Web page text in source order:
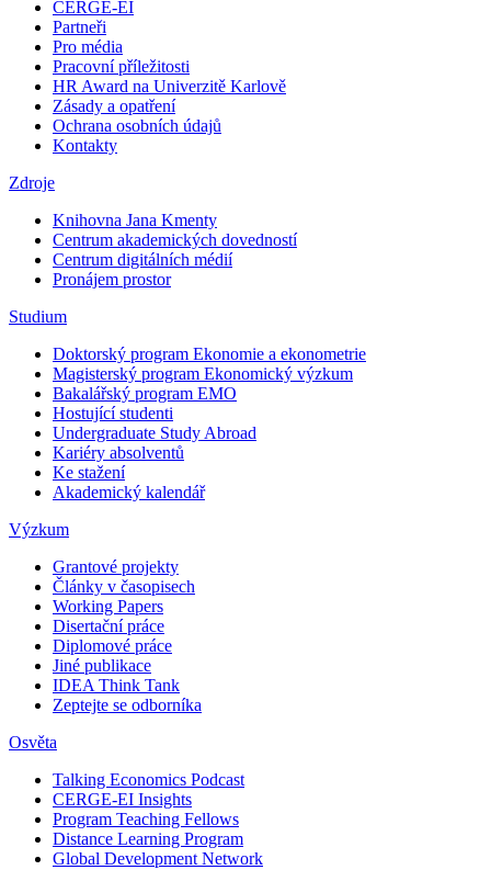
CERGE-EI
Partneři
Pro média
Pracovní příležitosti
HR Award na Univerzitě Karlově
Zásady a opatření
Ochrana osobních údajů
Kontakty
Zdroje
Knihovna Jana Kmenty
Centrum akademických dovedností
Centrum digitálních médií
Pronájem prostor
Studium
Doktorský program Ekonomie a ekonometrie
Magisterský program Ekonomický výzkum
Bakalářský program EMO
Hostující studenti
Undergraduate Study Abroad
Kariéry absolventů
Ke stažení
Akademický kalendář
Výzkum
Grantové projekty
Články v časopisech
Working Papers
Disertační práce
Diplomové práce
Jiné publikace
IDEA Think Tank
Zeptejte se odborníka
Osvěta
Talking Economics Podcast
CERGE-EI Insights
Program Teaching Fellows
Distance Learning Program
Global Development Network